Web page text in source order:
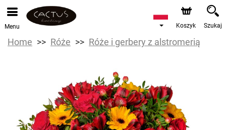
Menu Koszyk Szukaj
Home Róże Róże i gerbery z alstromerią